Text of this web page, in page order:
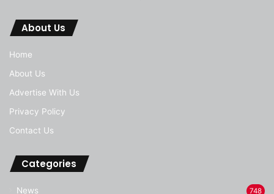
About Us
Home
About Us
Advertise With Us
Privacy Policy
Contact Us
Categories
News 748